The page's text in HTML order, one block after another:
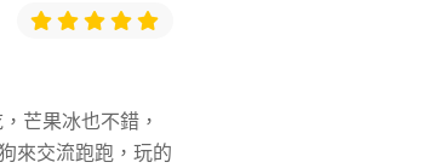
芒果冰也不錯，
來交流跑跑，玩的